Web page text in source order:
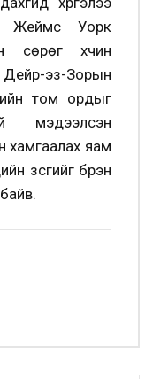
Жеймс Уорк
сөрөг хүчин
эз-Зорын
том ордыг
мэдээлсэн
хамгаалах яам
зсгийг бүрэн